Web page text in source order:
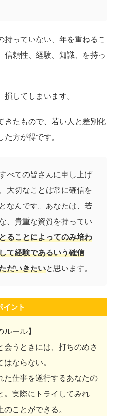
持っていない、年を重ねるこ
信頼性、経験、知識、を持っ
してしまいます。
きたもので、若い人と差別化
方が得です。
べての皆さんに申し上げ
大切なことは常に確信を
なんです。あなたは、若
、貴重な資質を持ってい
ることによってのみ培わ
て経験であるいう確信
だいきたいと思います。
イント
ール】
会うときには、打ちのめさ
ならない。
た仕事を遂行するあなたの
。実際にトライしてみれ
ことができる。